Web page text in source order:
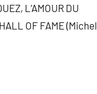
L’AMOUR DU
OF FAME (Michel